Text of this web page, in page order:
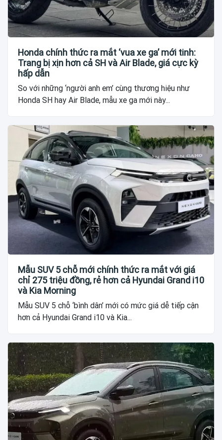
Honda chính thức ra mắt ‘vua xe ga’ mới tinh:
Trang bị xịn hơn cả SH và Air Blade, giá cực kỳ
hấp dẫn
So với những ‘người anh em’ cùng thương hiệu như
Honda SH hay Air Blade, mẫu xe ga mới này...
Mẫu SUV 5 chỗ mới chính thức ra mắt với giá
chỉ 275 triệu đồng, rẻ hơn cả Hyundai Grand i10
và Kia Morning
Mẫu SUV 5 chỗ ‘bình dân’ mới có mức giá dễ tiếp cận
hơn cả Hyundai Grand i10 và Kia...